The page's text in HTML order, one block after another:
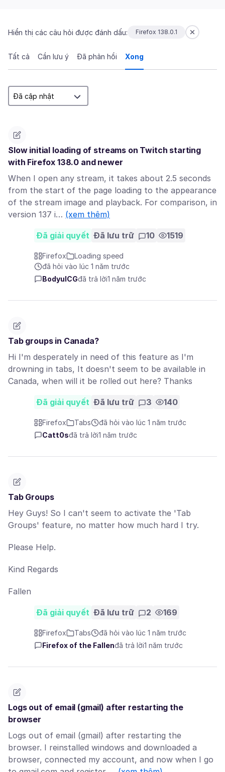
Hiển thị các câu hỏi được đánh dấu: Firefox 138.0.1
Tất cả Cần lưu ý Đã phản hồi Xong
Slow initial loading of streams on Twitch starting
with Firefox 138.0 and newer
When I open any stream, it takes about 2.5 seconds
from the start of the page loading to the appearance
of the stream image and playback. For comparison, in
version 137 i… (xem thêm)
Đã giải quyết Đã lưu trữ 10 1519
Firefox
Loading speed
đã hỏi vào lúc 1 năm trước
BodyulCGđã trả lời1 năm trước
Tab groups in Canada?
Hi I'm desperately in need of this feature as I'm
drowning in tabs, It doesn't seem to be available in
Canada, when will it be rolled out here? Thanks
Đã giải quyết Đã lưu trữ 3 140
Firefox Tabs
đã hỏi vào lúc 1 năm trước
Catt0sđã trả lời1 năm trước
Tab Groups
Hey Guys! So I can't seem to activate the 'Tab
Groups' feature, no matter how much hard I try.
Please Help.
Kind Regards
Fallen
Đã giải quyết Đã lưu trữ 2 169
Firefox Tabs
đã hỏi vào lúc 1 năm trước
Firefox of the Fallenđã trả lời1 năm trước
Logs out of email (gmail) after restarting the
browser
Logs out of email (gmail) after restarting the
browser. I reinstalled windows and downloaded a
browser, connected my account, and now when I go